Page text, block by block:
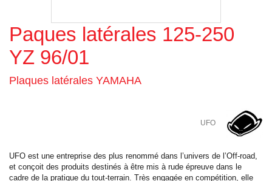
Agrandir l'image
Paques latérales 125-250
YZ 96/01
Plaques latérales YAMAHA
UFO
UFO est une entreprise des plus renommé dans l’univers de l’Off-road,
et conçoit des produits destinés à être mis à rude épreuve dans le
cadre de la pratique du tout-terrain. Très engagée en compétition, elle